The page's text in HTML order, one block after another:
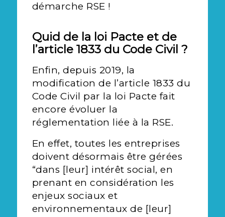
démarche RSE !
Quid de la loi Pacte et de
l’article 1833 du Code Civil ?
Enfin, depuis 2019, la
modification de l’article 1833 du
Code Civil par la loi Pacte fait
encore évoluer la
réglementation liée à la RSE.
En effet, toutes les entreprises
doivent désormais être gérées
“dans [leur] intérêt social, en
prenant en considération les
enjeux sociaux et
environnementaux de [leur]